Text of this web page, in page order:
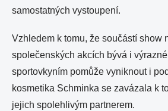
samostatných vystoupení.
Vzhledem k tomu, že součástí show
společenských akcích bývá i
sportovkyním pomůže vyniknout i
kosmetika Schminka se zavázala k
jejich spolehlivým partnerem.